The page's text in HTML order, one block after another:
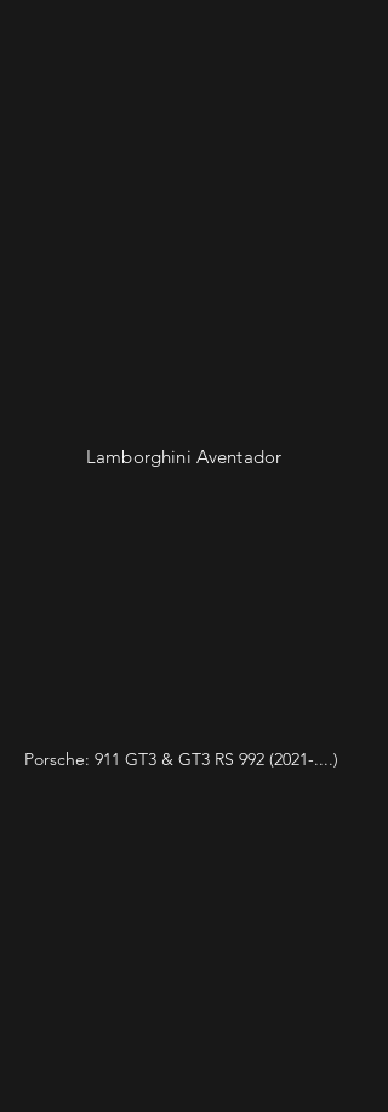
Lamborghini Aventador
Porsche: 911 GT3 & GT3 RS 992 (2021-....)